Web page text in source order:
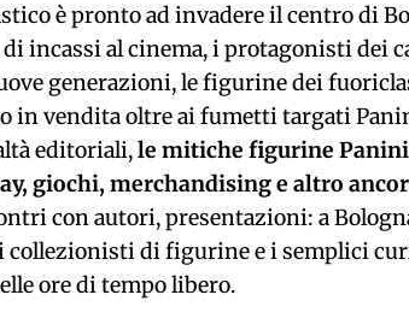
è pronto ad invadere il centro di
incassi al cinema, i protagonisti dei
generazioni, le figurine dei
in vendita oltre ai fumetti targati
editoriali,le mitiche figurine
giochi, merchandising e altro
con autori, presentazioni: a
di figurine e i semplici
ore di tempo libero.